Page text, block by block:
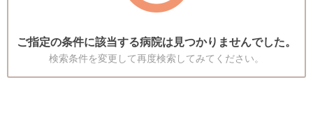
ご指定の条件に該当する病院は見つかりませんでした。
検索条件を変更して再度検索してみてください。